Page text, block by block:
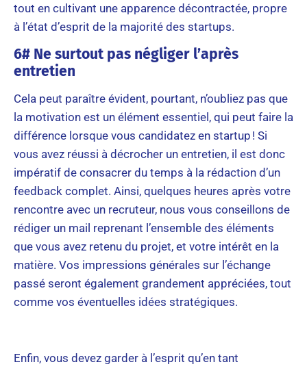
tout en cultivant une apparence décontractée, propre
à l’état d’esprit de la majorité des startups.
6# Ne surtout pas négliger l’après
entretien
Cela peut paraître évident, pourtant, n’oubliez pas que
la motivation est un élément essentiel, qui peut faire la
différence lorsque vous candidatez en startup ! Si
vous avez réussi à décrocher un entretien, il est donc
impératif de consacrer du temps à la rédaction d’un
feedback complet. Ainsi, quelques heures après votre
rencontre avec un recruteur, nous vous conseillons de
rédiger un mail reprenant l’ensemble des éléments
que vous avez retenu du projet, et votre intérêt en la
matière. Vos impressions générales sur l’échange
passé seront également grandement appréciées, tout
comme vos éventuelles idées stratégiques.
Enfin, vous devez garder à l’esprit qu’en tant